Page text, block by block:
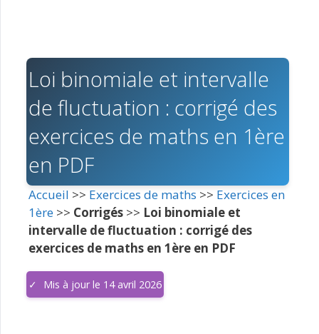
Loi binomiale et intervalle
de fluctuation : corrigé des
exercices de maths en 1ère
en PDF
Accueil >> Exercices de maths >> Exercices en
1ère >> Corrigés >> Loi binomiale et
intervalle de fluctuation : corrigé des
exercices de maths en 1ère en PDF
Mis à jour le 14 avril 2026